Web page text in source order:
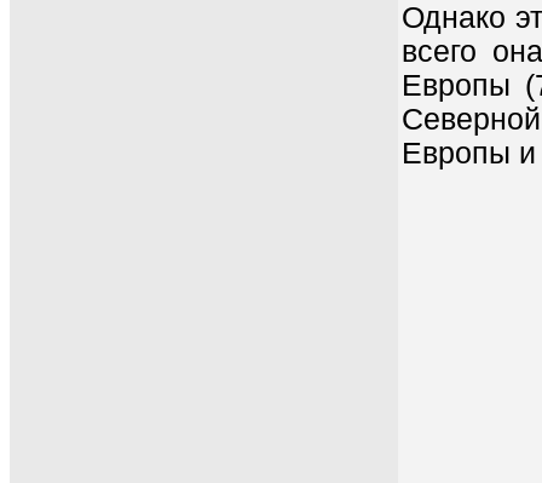
Однако
всего
Европы
Европы